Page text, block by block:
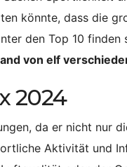
könnte, dass die
den Top 10
von elf
2024
da er nicht nur
Aktivität und